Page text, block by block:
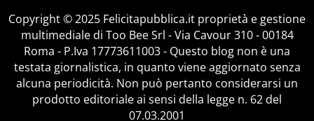
Copyright © 2025 Felicitapubblica.it proprietà e gestione
multimediale di Too Bee Srl - Via Cavour 310 - 00184
Roma - P.Iva 17773611003 - Questo blog non è una
testata giornalistica, in quanto viene aggiornato senza
alcuna periodicità. Non può pertanto considerarsi un
prodotto editoriale ai sensi della legge n. 62 del
07.03.2001